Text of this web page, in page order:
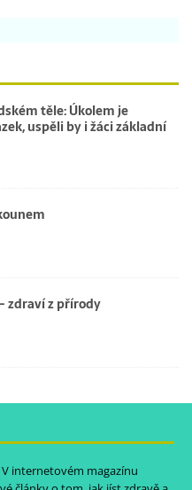
těle: Úkolem je
uspěli by i žáci základní
zdraví z přírody
internetovém magazínu